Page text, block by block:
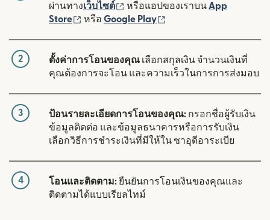
ผ่านทางเว็บไซต์ (เปิดในหน้าต่างใหม่)
หรือแอปของเราบนApp
Store
(เปิดในหน้าต่างใหม่)
หรือ Google Play
2 ตั้งค่าการโอนของคุณ เลือกสกุลเงิน จำนวนเงินที่
คุณต้องการจะโอน และความเร็วในการการส่งมอบ
3 ป้อนรายละเอียดการโอนของคุณ: กรอกชื่อผู้รับเงิน
ข้อมูลติดต่อ และข้อมูลธนาคารหรือการรับเงิน
เลือกวิธีการชำระเงินที่มีให้ใน ซาอุดีอาระเบีย
4 โอนและติดตาม:ยืนยันการโอนเงินของคุณและ
ติดตามได้แบบเรียลไทม์